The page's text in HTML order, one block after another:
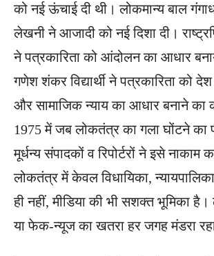
को नई ऊंचाई दी थी। लोकमान्य बाल
लेखनी ने आजादी को नई दिशा दी।
ने पत्रकारिता को आंदोलन का आधार
गणेश शंकर विद्यार्थी ने पत्रकारिता को
और सामाजिक न्याय का आधार बनाने का
1975 में जब लोकतंत्र का गला घोंटने
मूर्धन्य संपादकों व रिपोर्टरों ने इसे नाकाम
लोकतंत्र में केवल विधायिका, न्यायपालिका
ही नहीं, मीडिया की भी सशक्त भूमिका
या फेक-न्यूज का खतरा हर जगह मंडरा